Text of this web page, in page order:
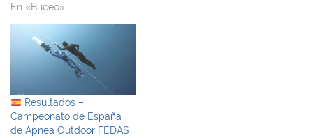
En «Buceo»
Resultados –
Campeonato de España
de Apnea Outdoor FEDAS